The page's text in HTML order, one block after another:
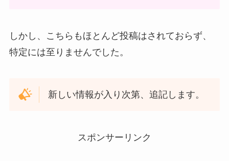
しかし、こちらもほとんど投稿はされておらず、
特定には至りませんでした。
新しい情報が入り次第、追記します。
スポンサーリンク